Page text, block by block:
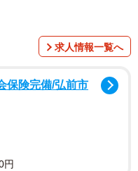
求人情報一覧へ
保険完備/弘前市
円